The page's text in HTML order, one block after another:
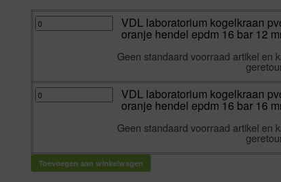
VDL
laboratorium
kogelkraan
2x
wartel
oranje
|
Aantal
1
VDL laboratorium kogelkraan
oranje hendel epdm 16 bar 12
Geen standaard voorraad artikel en
VDL
laboratorium
kogelkraan
2x
wartel
oranje
VDL laboratorium kogelkraan
oranje hendel epdm 16 bar 16
Geen standaard voorraad artikel en
Toevoegen aan winkelwagen